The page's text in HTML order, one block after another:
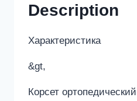
Description
Характеристика
&gt,
Корсет